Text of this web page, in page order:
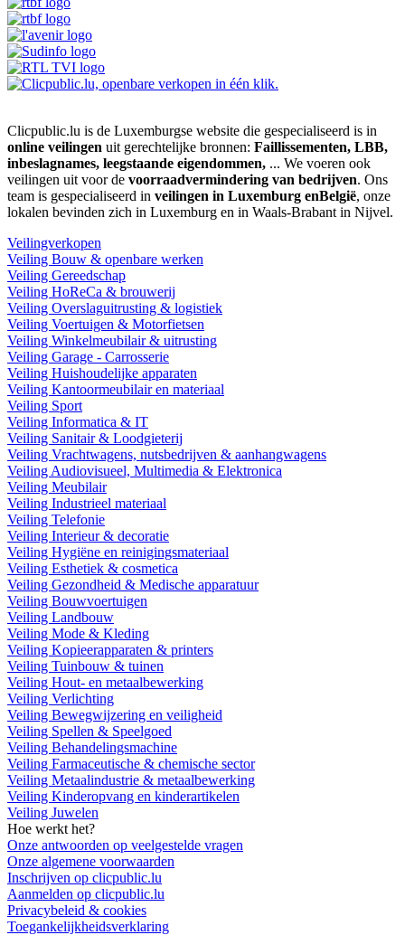
Clicpublic.lu is de Luxemburgse website die gespecialiseerd is in
online veilingen uit gerechtelijke bronnen: Faillissementen, LBB,
inbeslagnames, leegstaande eigendommen, ... We voeren ook
veilingen uit voor de voorraadvermindering van bedrijven. Ons
team is gespecialiseerd in veilingen in Luxemburg enBelgië, onze
lokalen bevinden zich in Luxemburg en in Waals-Brabant in Nijvel.
Veilingverkopen
Veiling Bouw & openbare werken
Veiling Gereedschap
Veiling HoReCa & brouwerij
Veiling Overslaguitrusting & logistiek
Veiling Voertuigen & Motorfietsen
Veiling Winkelmeubilair & uitrusting
Veiling Garage - Carrosserie
Veiling Huishoudelijke apparaten
Veiling Kantoormeubilair en materiaal
Veiling Sport
Veiling Informatica & IT
Veiling Sanitair & Loodgieterij
Veiling Vrachtwagens, nutsbedrijven & aanhangwagens
Veiling Audiovisueel, Multimedia & Elektronica
Veiling Meubilair
Veiling Industrieel materiaal
Veiling Telefonie
Veiling Interieur & decoratie
Veiling Hygiëne en reinigingsmateriaal
Veiling Esthetiek & cosmetica
Veiling Gezondheid & Medische apparatuur
Veiling Bouwvoertuigen
Veiling Landbouw
Veiling Mode & Kleding
Veiling Kopieerapparaten & printers
Veiling Tuinbouw & tuinen
Veiling Hout- en metaalbewerking
Veiling Verlichting
Veiling Bewegwijzering en veiligheid
Veiling Spellen & Speelgoed
Veiling Behandelingsmachine
Veiling Farmaceutische & chemische sector
Veiling Metaalindustrie & metaalbewerking
Veiling Kinderopvang en kinderartikelen
Veiling Juwelen
Hoe werkt het?
Onze antwoorden op veelgestelde vragen
Onze algemene voorwaarden
Inschrijven op clicpublic.lu
Aanmelden op clicpublic.lu
Privacybeleid & cookies
Toegankelijkheidsverklaring